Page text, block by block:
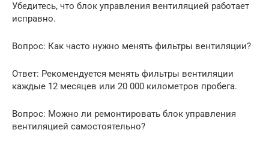
Убедитесь, что блок управления вентиляцией работает
исправно.
Вопрос: Как часто нужно менять фильтры вентиляции?
Ответ: Рекомендуется менять фильтры вентиляции
каждые 12 месяцев или 20 000 километров пробега.
Вопрос: Можно ли ремонтировать блок управления
вентиляцией самостоятельно?